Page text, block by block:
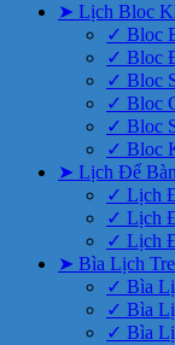
➤ Lịch Bloc
✓ Bloc
✓ Bloc
✓ Bloc
✓ Bloc
✓ Bloc
✓ Bloc
➤ Lịch Để
✓ Lịch
✓ Lịch
✓ Lịch
➤ Bìa Lịch
✓ Bìa
✓ Bìa
✓ Bìa